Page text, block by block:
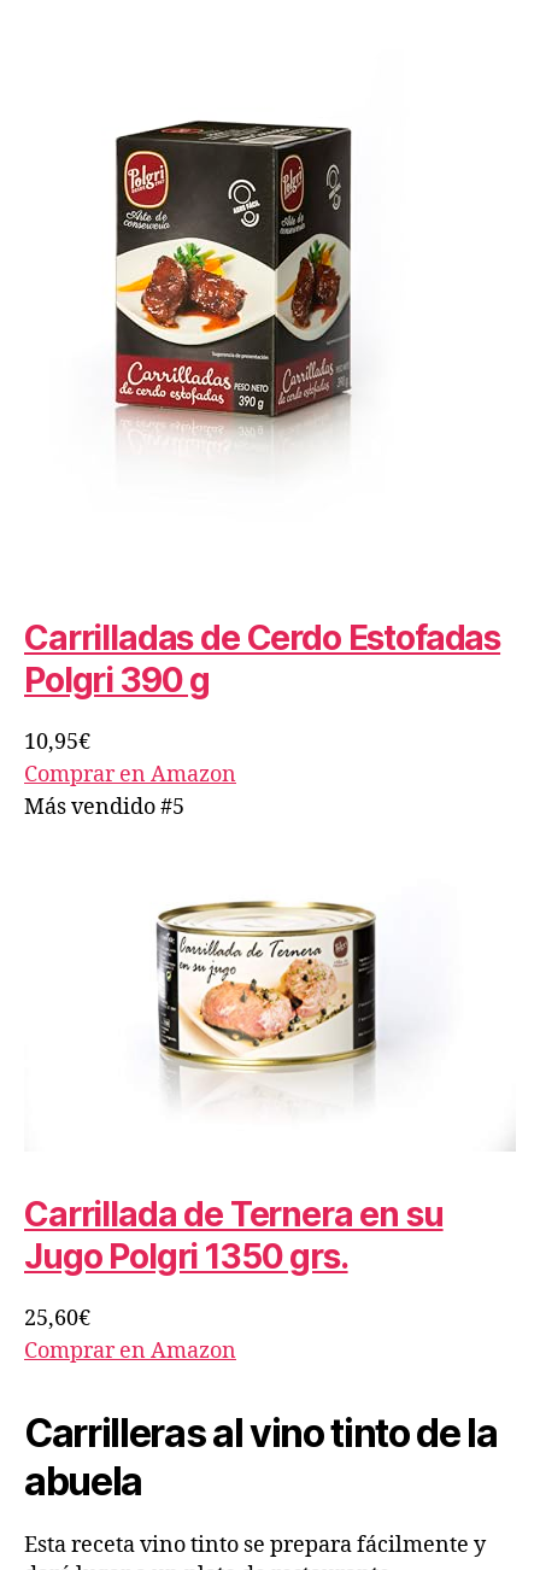
Carrilladas de Cerdo Estofadas
Polgri 390 g
10,95€
Comprar en Amazon
Más vendido #5
Carrillada de Ternera en su
Jugo Polgri 1350 grs.
25,60€
Comprar en Amazon
Carrilleras al vino tinto de la
abuela
Esta receta vino tinto se prepara fácilmente y